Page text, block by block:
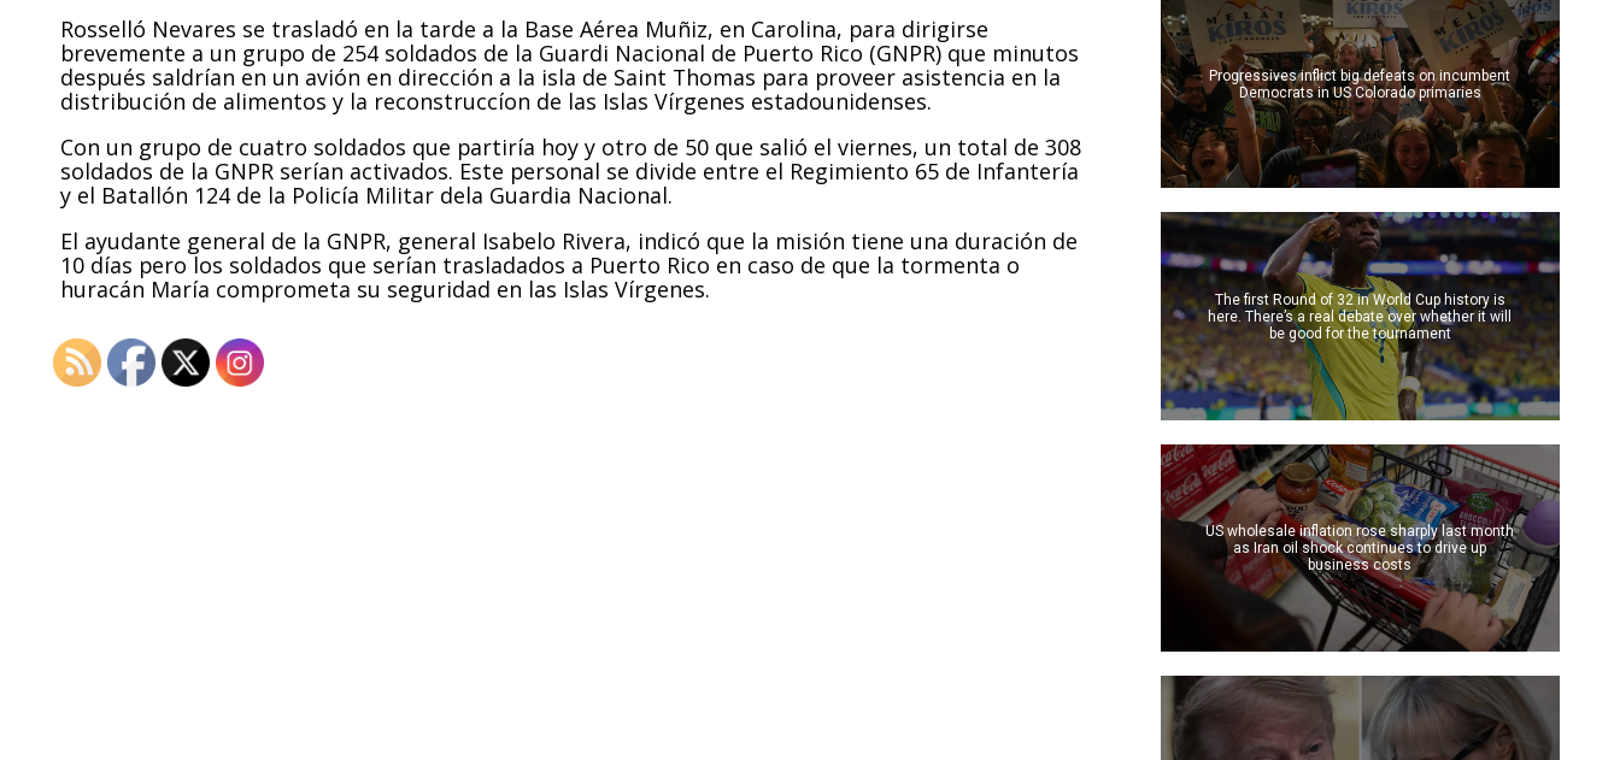
Rosselló Nevares se trasladó en la tarde a la Base Aérea Muñiz, en Carolina, para dirigirse
brevemente a un grupo de 254 soldados de la Guardi Nacional de Puerto Rico (GNPR) que minutos
después saldrían en un avión en dirección a la isla de Saint Thomas para proveer asistencia en la
distribución de alimentos y la reconstruccíon de las Islas Vírgenes estadounidenses.
Con un grupo de cuatro soldados que partiría hoy y otro de 50 que salió el viernes, un total de 308
soldados de la GNPR serían activados. Este personal se divide entre el Regimiento 65 de Infantería
y el Batallón 124 de la Policía Militar dela Guardia Nacional.
El ayudante general de la GNPR, general Isabelo Rivera, indicó que la misión tiene una duración de
10 días pero los soldados que serían trasladados a Puerto Rico en caso de que la tormenta o
huracán María comprometa su seguridad en las Islas Vírgenes.
Progressives inflict big defeats on incumbent
Democrats in US Colorado primaries
The first Round of 32 in World Cup history is
here. There’s a real debate over whether it will
be good for the tournament
US wholesale inflation rose sharply last month
as Iran oil shock continues to drive up
business costs